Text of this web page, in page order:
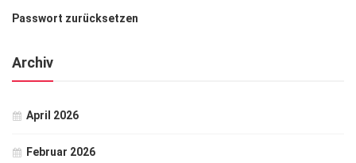
Passwort zurücksetzen
Archiv
April 2026
Februar 2026